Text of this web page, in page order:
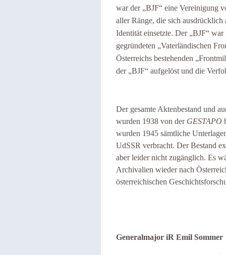
war der „BJF“ eine Vereinigung
aller Ränge, die sich
Identität einsetzte. Der „BJF“
gegründeten „Vaterländischen
Österreichs bestehenden
der „BJF“ aufgelöst und die
Der gesamte Aktenbestand und
wurden 1938 von der GESTAPO
wurden 1945 sämtliche
UdSSR verbracht. Der Bestand
aber leider nicht zugänglich. Es
Archivalien wieder nach
österreichischen
Generalmajor iR Emil Sommer